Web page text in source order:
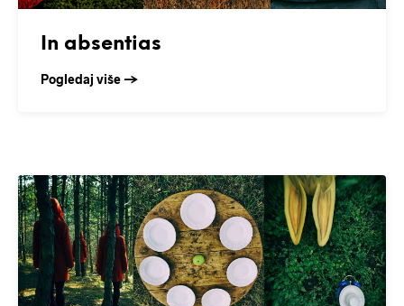
In absentias
Pogledaj više →